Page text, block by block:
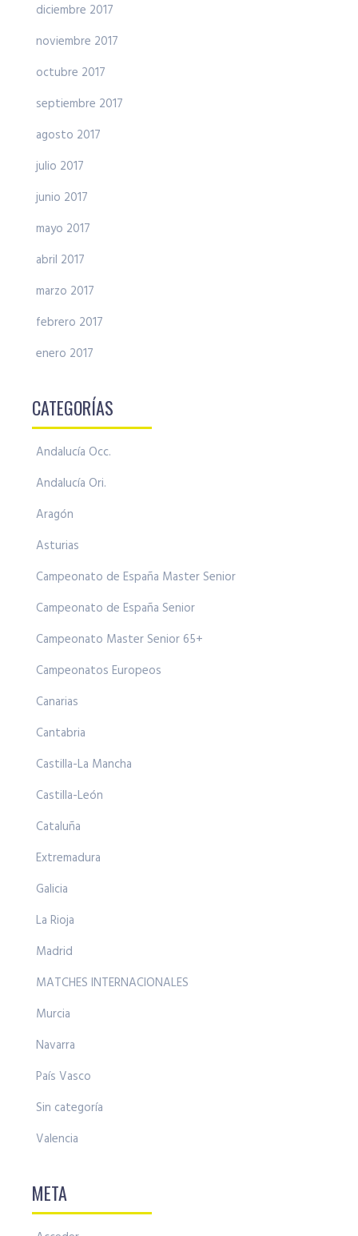
diciembre 2017
noviembre 2017
octubre 2017
septiembre 2017
agosto 2017
julio 2017
junio 2017
mayo 2017
abril 2017
marzo 2017
febrero 2017
enero 2017
CATEGORÍAS
Andalucía Occ.
Andalucía Ori.
Aragón
Asturias
Campeonato de España Master Senior
Campeonato de España Senior
Campeonato Master Senior 65+
Campeonatos Europeos
Canarias
Cantabria
Castilla-La Mancha
Castilla-León
Cataluña
Extremadura
Galicia
La Rioja
Madrid
MATCHES INTERNACIONALES
Murcia
Navarra
País Vasco
Sin categoría
Valencia
META